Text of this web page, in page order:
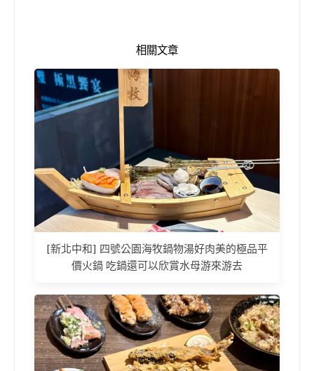
相關文章
[新北中和] 四號公園海牧鍋物湯好肉美的極品平
價火鍋 吃鍋還可以欣賞水母游來游去